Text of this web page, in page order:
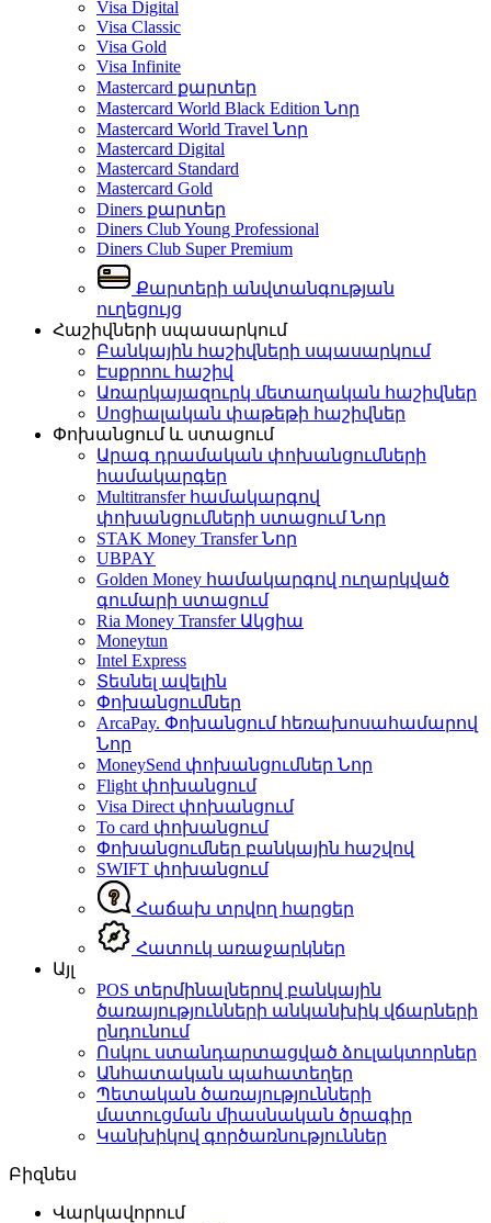
Visa Digital
Visa Classic
Visa Gold
Visa Infinite
Mastercard քարտեր
Mastercard World Black Edition Նոր
Mastercard World Travel Նոր
Mastercard Digital
Mastercard Standard
Mastercard Gold
Diners քարտեր
Diners Club Young Professional
Diners Club Super Premium
Քարտերի անվտանգության
ուղեցույց
Հաշիվների սպասարկում
Բանկային հաշիվների սպասարկում
Էսքրոու հաշիվ
Առարկայազուրկ մետաղական հաշիվներ
Սոցիալական փաթեթի հաշիվներ
Փոխանցում և ստացում
Արագ դրամական փոխանցումների
համակարգեր
Multitransfer համակարգով
փոխանցումների ստացումՆոր
STAK Money TransferՆոր
UBPAY
Golden Money համակարգով ուղարկված
գումարի ստացում
Ria Money Transfer Ակցիա
Moneytun
Intel Express
Տեսնել ավելին
Փոխանցումներ
ArcaPay. Փոխանցում հեռախոսահամարով
Նոր
MoneySend փոխանցումներ Նոր
Flight փոխանցում
Visa Direct փոխանցում
To card փոխանցում
Փոխանցումներ բանկային հաշվով
SWIFT փոխանցում
Հաճախ տրվող հարցեր
Հատուկ առաջարկներ
Այլ
POS տերմինալներով բանկային
ծառայությունների անկանխիկ վճարների
ընդունում
Ոսկու ստանդարտացված ձուլակտորներ
Անհատական պահատեղեր
Պետական ծառայությունների
մատուցման միասնական ծրագիր
Կանխիկով գործառնություններ
Բիզնես
Վարկավորում